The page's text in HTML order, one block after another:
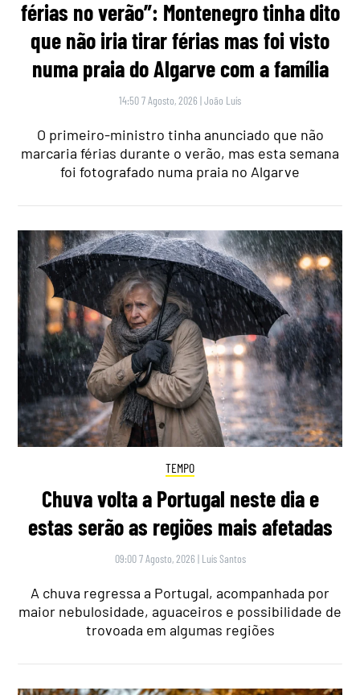
férias no verão”: Montenegro tinha dito
que não iria tirar férias mas foi visto
numa praia do Algarve com a família
14:50 7 Agosto, 2026 |João Luís
O primeiro-ministro tinha anunciado que não
marcaria férias durante o verão, mas esta semana
foi fotografado numa praia no Algarve
TEMPO
Chuva volta a Portugal neste dia e
estas serão as regiões mais afetadas
09:00 7 Agosto, 2026 | Luís Santos
A chuva regressa a Portugal, acompanhada por
maior nebulosidade, aguaceiros e possibilidade de
trovoada em algumas regiões